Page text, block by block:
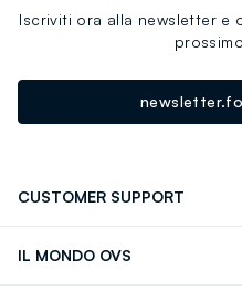
Iscriviti ora alla newsletter e
CUSTOMER SUPPORT
IL MONDO OVS